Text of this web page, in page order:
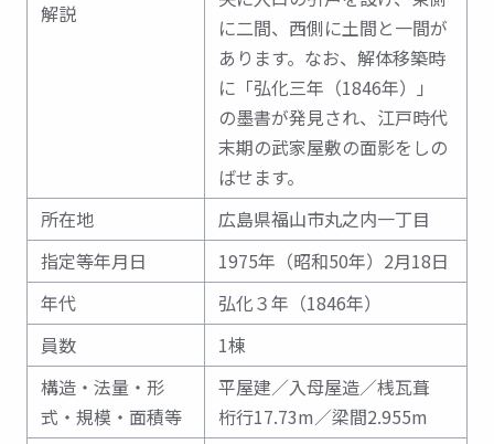
解説
に二間、西側に土間と一間が
あります。なお、解体移築時
に「弘化三年（1846年）」
の墨書が発見され、江戸時代
末期の武家屋敷の面影をしの
ばせます。
所在地
広島県福山市丸之内一丁目
指定等年月日
1975年（昭和50年）2月18日
年代
弘化３年（1846年）
員数
1棟
構造・法量・形
式・規模・面積等
平屋建／入母屋造／桟瓦葺
桁行17.73m／梁間2.955m